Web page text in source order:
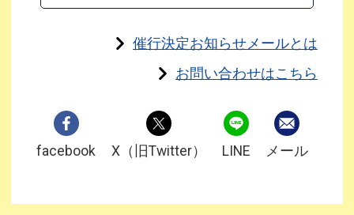
催行決定お知らせメールとは
お問い合わせはこちら
facebook X（旧Twitter） LINE メール